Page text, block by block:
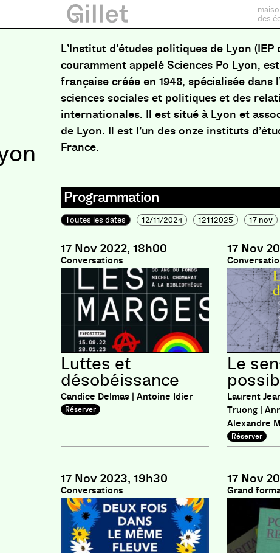
des
L’Institut d’études politiques de Lyon (IEP
couramment appelé Sciences Po Lyon,
française créée en 1948, spécialisée dans
sciences sociales et politiques et des
internationales. Il est situé à Lyon et
de Lyon. Il est l’un des onze instituts
France.
Programmation
Toutes les dates 12/11/2024 12112025 17 nov
17 Nov 2022, 18h00
Conversations
Luttes et
désobéissance
Candice Delmas | Antoine Idier
Réserver
17 Nov
Le
Laurent
Truong |
Alexandre
Réserver
17 Nov 2023, 19h30
Conversations
17 Nov
Grand